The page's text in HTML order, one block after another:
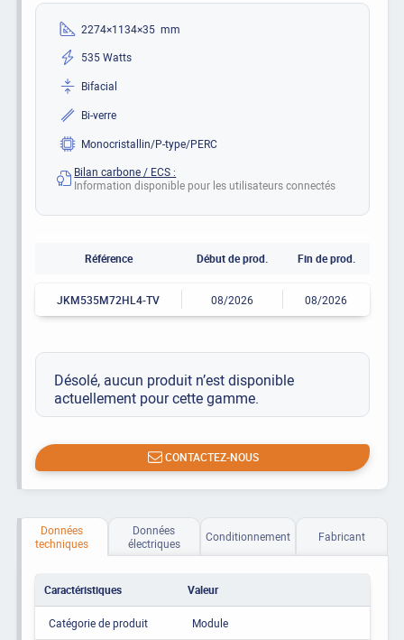
2274×1134×35 mm
535 Watts
Bifacial
Bi-verre
Monocristallin/P-type/PERC
Bilan carbone / ECS :
Information disponible pour les utilisateurs connectés
Référence Début de prod. Fin de prod.
JKM535M72HL4-TV 08/2026 08/2026
Désolé, aucun produit n’est disponible
actuellement pour cette gamme.
CONTACTEZ-NOUS
Données
techniques
Données
électriques
Conditionnement Fabricant
Caractéristiques Valeur
Catégorie de produit Module